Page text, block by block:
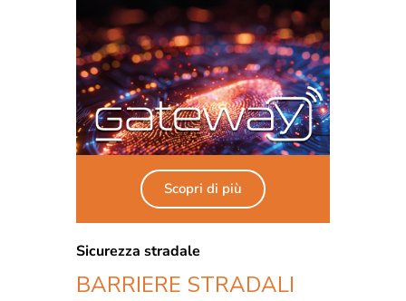
Scopri di più
Sicurezza stradale
BARRIERE STRADALI